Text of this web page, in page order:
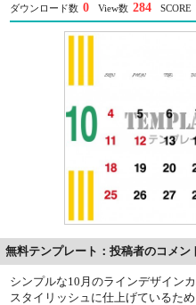
ダウンロード数 0 View数 284 SCORE
無料テンプレート：投稿者のコメン
シンプルな10月のラインデザイン
スタイリッシュに仕上げているた